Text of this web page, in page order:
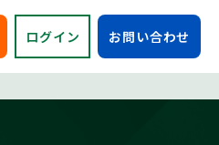
ログイン お問い合わせ